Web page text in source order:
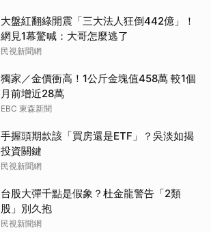
大盤紅翻綠開震「三大法人狂倒442億」！
網見1幕驚喊：大哥怎麼逃了
民視新聞網
獨家／金價衝高！1公斤金塊值458萬 較1個
月前增近28萬
EBC 東森新聞
手握頭期款該「買房還是ETF」？吳淡如揭
投資關鍵
民視新聞網
台股大彈千點是假象？杜金龍警告「2類
股」別久抱
民視新聞網